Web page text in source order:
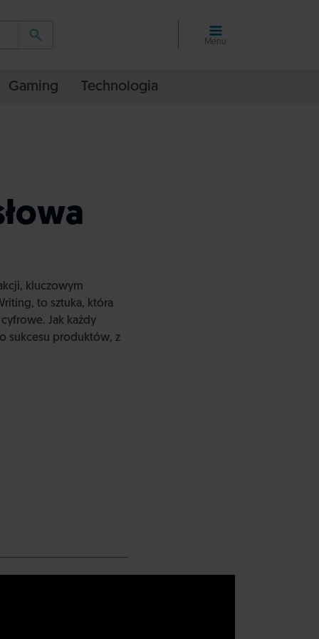
Menu
Gaming Technologia
kluczowym
to sztuka, która
Jak każdy
sukcesu produktów, z